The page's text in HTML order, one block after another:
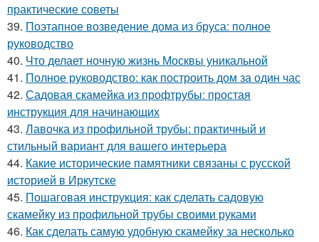
практические советы
39. Поэтапное возведение дома из бруса: полное
руководство
40. Что делает ночную жизнь Москвы уникальной
41. Полное руководство: как построить дом за один час
42. Садовая скамейка из профтрубы: простая
инструкция для начинающих
43. Лавочка из профильной трубы: практичный и
стильный вариант для вашего интерьера
44. Какие исторические памятники связаны с русской
историей в Иркутске
45. Пошаговая инструкция: как сделать садовую
скамейку из профильной трубы своими руками
46. Как сделать самую удобную скамейку за несколько